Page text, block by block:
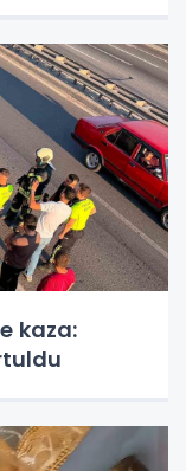
kaza: